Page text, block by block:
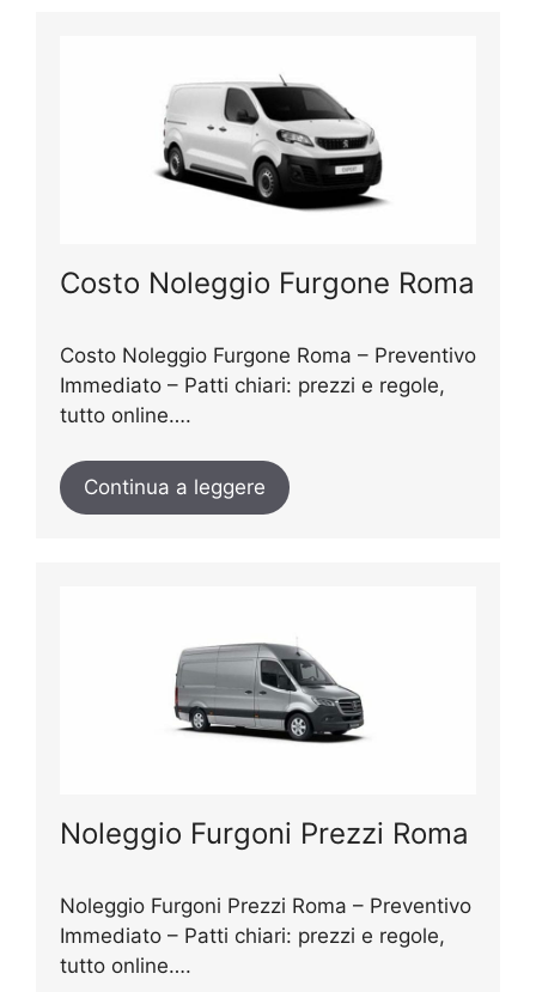
Costo Noleggio Furgone Roma
Costo Noleggio Furgone Roma – Preventivo
Immediato – Patti chiari: prezzi e regole,
tutto online….
Continua a leggere
Noleggio Furgoni Prezzi Roma
Noleggio Furgoni Prezzi Roma – Preventivo
Immediato – Patti chiari: prezzi e regole,
tutto online….